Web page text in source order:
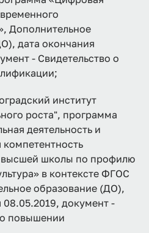
Дополнительное
дата окончания
- Свидетельство о
институт
роста", программа
деятельность и
компетентность
высшей школы по профилю
в контексте ФГОС
образование (ДО),
08.05.2019, документ -
повышении